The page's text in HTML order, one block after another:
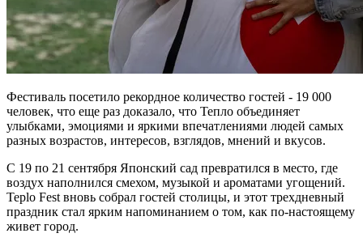
Фестиваль посетило рекордное количество гостей - 19 000
человек, что еще раз доказало, что Тепло объединяет
улыбками, эмоциями и яркими впечатлениями людей самых
разных возрастов, интересов, взглядов, мнений и вкусов.
С 19 по 21 сентября Японский сад превратился в место, где
воздух наполнился смехом, музыкой и ароматами угощений.
Teplo Fest вновь собрал гостей столицы, и этот трехдневный
праздник стал ярким напоминанием о том, как по-настоящему
живет город.